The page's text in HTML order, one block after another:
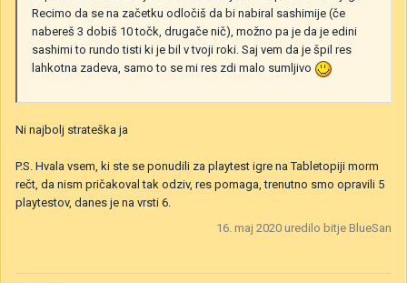
Recimo da se na začetku odločiš da bi nabiral sashimije (če
nabereš 3 dobiš 10 točk, drugače nič), možno pa je da je edini
sashimi to rundo tisti ki je bil v tvoji roki. Saj vem da je špil res
lahkotna zadeva, samo to se mi res zdi malo sumljivo
Ni najbolj strateška ja
P.S. Hvala vsem, ki ste se ponudili za playtest igre na Tabletopiji morm
rečt, da nism pričakoval tak odziv, res pomaga, trenutno smo opravili 5
playtestov, danes je na vrsti 6.
16. maj 2020 uredilo bitje BlueSan